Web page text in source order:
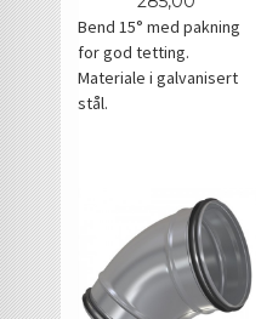
Bend 15° med pakning
for god tetting.
Materiale i galvanisert
stål.